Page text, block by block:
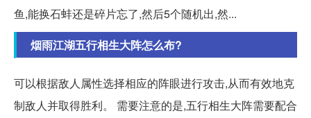
鱼,能换石蚌还是碎片忘了,然后5个随机出,然...
烟雨江湖五行相生大阵怎么布?
可以根据敌人属性选择相应的阵眼进行攻击,从而有效地克
制敌人并取得胜利。 需要注意的是,五行相生大阵需要配合